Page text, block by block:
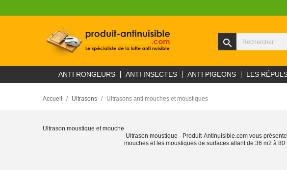
search
ANTI RONGEURS ANTI INSECTES ANTI PIGEONS LES
Accueil Ultrasons Ultrasons anti mouches et moustiques
Ultrason moustique et mouche
Ultrason moustique - Produit-Antinuisible.com vous
mouches et les moustiques de surfaces allant de 36 m2 à